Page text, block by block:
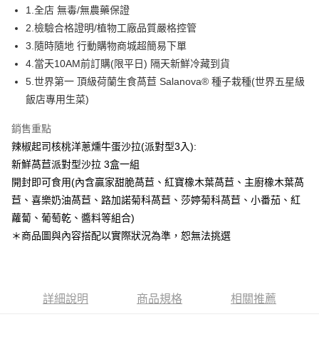
街口支付
悠遊付
ATM付款
運送方式
每筆NT$220，滿NT$1,500(含以上)免運費
1.全店 無毒/無農藥保證
2.檢驗合格證明/植物工廠品質嚴格控管
3.隨時隨地 行動購物商城超簡易下單
4.當天10AM前訂購(限平日) 隔天新鮮冷藏到貨
5.世界第一 頂級荷蘭生食萵苣 Salanova® 種子栽種(世界五星級
飯店專用生菜)
銷售重點
辣椒起司核桃洋蔥燻牛蛋沙拉(派對型3入):
新鮮萵苣派對型沙拉 3盒一組
開封即可食用(內含贏家甜脆萵苣、紅寶橡木葉萵苣、主廚橡木葉萵
苣、喜樂奶油萵苣、路加諾菊科萵苣、莎婷菊科萵苣、小番茄、紅
蘿蔔、葡萄乾、醬料等組合)
＊商品圖與內容搭配以實際狀況為準，恕無法挑選
詳細說明 商品規格 相關推薦